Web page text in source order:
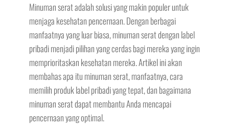
Minuman serat adalah solusi yang makin populer untuk
menjaga kesehatan pencernaan. Dengan berbagai
manfaatnya yang luar biasa, minuman serat dengan label
pribadi menjadi pilihan yang cerdas bagi mereka yang ingin
memprioritaskan kesehatan mereka. Artikel ini akan
membahas apa itu minuman serat, manfaatnya, cara
memilih produk label pribadi yang tepat, dan bagaimana
minuman serat dapat membantu Anda mencapai
pencernaan yang optimal.